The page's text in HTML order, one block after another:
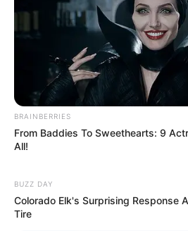
Fail! 10 Potret Makanan
Dimasak yang Bikin Kamu
Nggak Selera
BRAINBERRIES
From Baddies To Sweethearts: 9
All!
BUZZ DAY
Colorado Elk's Surprising Response
Tire